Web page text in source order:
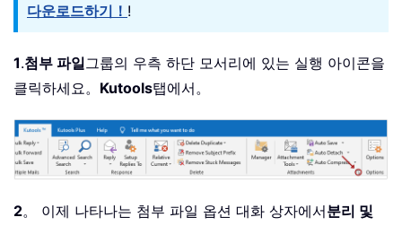
다운로드하기！ !
1.첨부 파일그룹의 우측 하단 모서리에 있는 실행 아이콘을
클릭하세요。 Kutools탭에서。
2。 이제 나타나는 첨부 파일 옵션 대화 상자에서분리 및